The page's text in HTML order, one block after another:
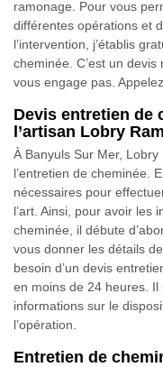
ramonage. Pour vous
différentes opérations et
l’intervention, j’établis
cheminée. C’est un
vous engage pas.
Devis entretien de
l’artisan Lobry
À Banyuls Sur Mer,
l’entretien de cheminée.
nécessaires pour
l’art. Ainsi, pour avoir les
cheminée, il débute
vous donner les détails
besoin d’un devis
en moins de 24 heures.
informations sur le
l’opération.
Entretien de